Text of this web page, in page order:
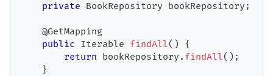
private BookRepository bookRepository ;
@GetMapping
public Iterable findAll( ) {
return bookRepository . findAll( ) ;
}